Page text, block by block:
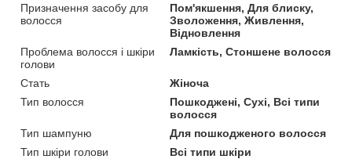
Призначення засобу для
волосся
Пом'якшення, Для блиску,
Зволоження, Живлення,
Відновлення
Проблема волосся і шкіри
голови
Ламкість, Стоншене волосся
Стать
Жіноча
Тип волосся
Пошкоджені, Сухі, Всі типи
волосся
Тип шампуню
Для пошкодженого волосся
Тип шкіри голови
Всі типи шкіри